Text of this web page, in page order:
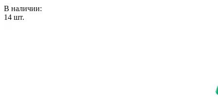
В наличии:
14 шт.